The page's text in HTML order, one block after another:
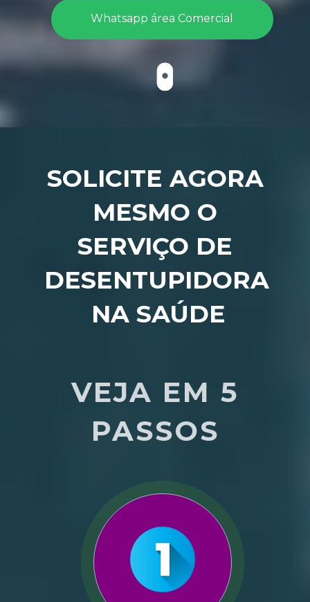
Whatsapp área Comercial
SOLICITE AGORA
MESMO O
SERVIÇO DE
DESENTUPIDORA
NA SAÚDE
VEJA EM 5
PASSOS